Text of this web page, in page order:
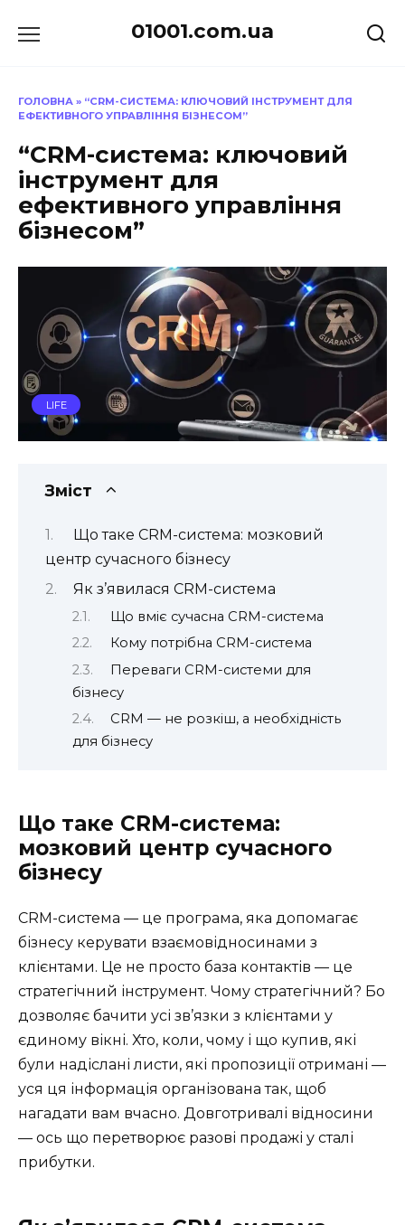
до
01001.com.ua
ГОЛОВНА » “CRM-СИСТЕМА: КЛЮЧОВИЙ ІНСТРУМЕНТ ДЛЯ
ЕФЕКТИВНОГО УПРАВЛІННЯ БІЗНЕСОМ”
“CRM-система: ключовий
інструмент для
ефективного управління
бізнесом”
LIFE
Зміст
Що таке CRM-система: мозковий
центр сучасного бізнесу
Як з’явилася CRM-система
Що вміє сучасна CRM-система
Кому потрібна CRM-система
Переваги CRM-системи для
бізнесу
CRM — не розкіш, а необхідність
для бізнесу
Що таке CRM-система:
мозковий центр сучасного
бізнесу
CRM-система — це програма, яка допомагає
бізнесу керувати взаємовідносинами з
клієнтами. Це не просто база контактів — це
стратегічний інструмент. Чому стратегічний? Бо
дозволяє бачити усі зв’язки з клієнтами у
єдиному вікні. Хто, коли, чому і що купив, які
були надіслані листи, які пропозиції отримані —
уся ця інформація організована так, щоб
нагадати вам вчасно. Довготривалі відносини
— ось що перетворює разові продажі у сталі
прибутки.